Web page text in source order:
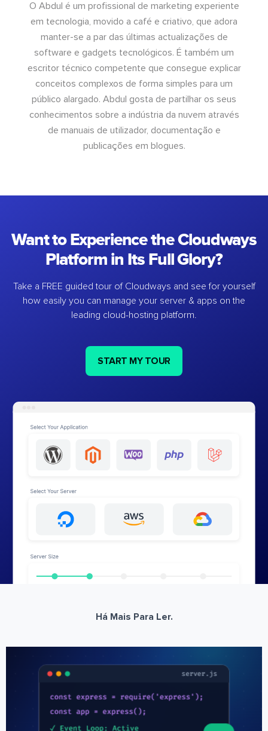
O Abdul é um profissional de marketing experiente
em tecnologia, movido a café e criativo, que adora
manter-se a par das últimas actualizações de
software e gadgets tecnológicos. É também um
escritor técnico competente que consegue explicar
conceitos complexos de forma simples para um
público alargado. Abdul gosta de partilhar os seus
conhecimentos sobre a indústria da nuvem através
de manuais de utilizador, documentação e
publicações em blogues.
Want to Experience the Cloudways
Platform in Its Full Glory?
Take a FREE guided tour of Cloudways and see for yourself
how easily you can manage your server & apps on the
leading cloud-hosting platform.
START MY TOUR
Há Mais Para Ler.